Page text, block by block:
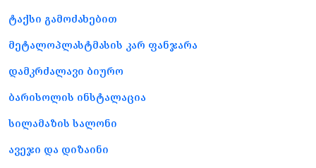
ტაქსი გამოძახებით
მეტალოპლასტმასის კარ ფანჯარა
დამკრძალავი ბიურო
ბარისოლის ინსტალაცია
სილამაზის სალონი
ავეჯი და დიზაინი